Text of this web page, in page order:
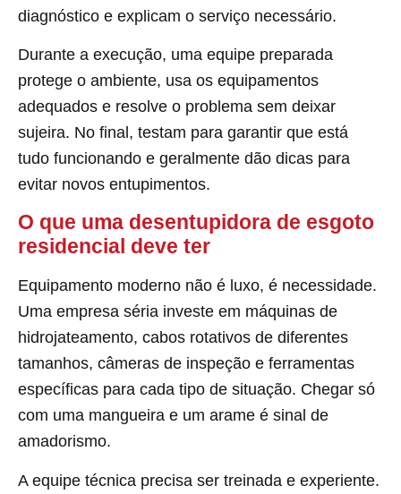
diagnóstico e explicam o serviço necessário.
Durante a execução, uma equipe preparada
protege o ambiente, usa os equipamentos
adequados e resolve o problema sem deixar
sujeira. No final, testam para garantir que está
tudo funcionando e geralmente dão dicas para
evitar novos entupimentos.
O que uma desentupidora de esgoto
residencial deve ter
Equipamento moderno não é luxo, é necessidade.
Uma empresa séria investe em máquinas de
hidrojateamento, cabos rotativos de diferentes
tamanhos, câmeras de inspeção e ferramentas
específicas para cada tipo de situação. Chegar só
com uma mangueira e um arame é sinal de
amadorismo.
A equipe técnica precisa ser treinada e experiente.